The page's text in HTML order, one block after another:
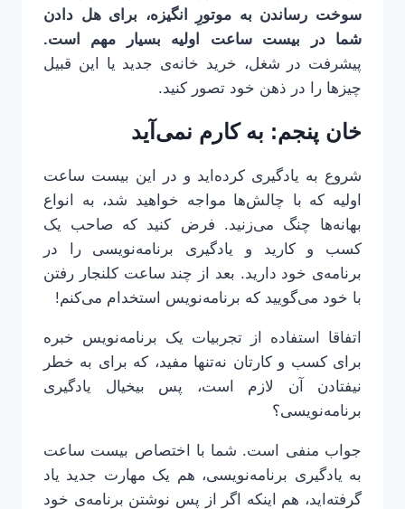
سوخت رساندن به موتورِ انگیزه، برای هل دادن
شما در بیست ساعت اولیه بسیار مهم است.
پیشرفت در شغل، خرید خانه‌ی جدید یا این قبیل
چیزها را در ذهن خود تصور کنید.
خان پنجم: به کارم نمی‌آید
شروع به یادگیری کرده‌اید و در این بیست ساعت
اولیه که با چالش‌ها مواجه خواهید شد، به انواع
بهانه‌ها چنگ می‌زنید. فرض کنید که صاحب یک
کسب و کارید و یادگیری برنامه‌نویسی را در
برنامه‌ی خود دارید. بعد از چند ساعت کلنجار رفتن
با خود می‌گویید که برنامه‌نویس استخدام می‌کنم!
اتفاقا استفاده از تجربیات یک برنامه‌نویس خبره
برای کسب و کارتان نه‌تنها مفید، که برای به خطر
نیفتادن آن لازم است، پس بیخیال یادگیری
برنامه‌نویسی؟
جواب منفی است. شما با اختصاص بیست ساعت
به یادگیری برنامه‌نویسی، هم یک مهارت جدید یاد
گرفته‌اید، هم اینکه اگر از پس نوشتن برنامه‌ی خود